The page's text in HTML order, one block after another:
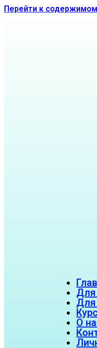
Перейти к
Для
Для
О